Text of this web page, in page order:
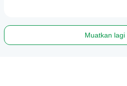
Muatkan lagi